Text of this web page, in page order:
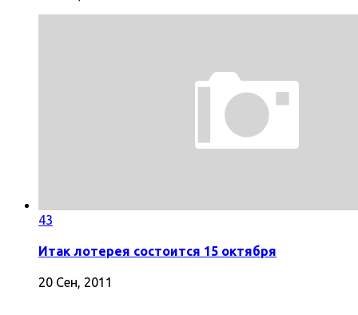
43
Итак лотерея состоится 15 октября
20 Сен, 2011